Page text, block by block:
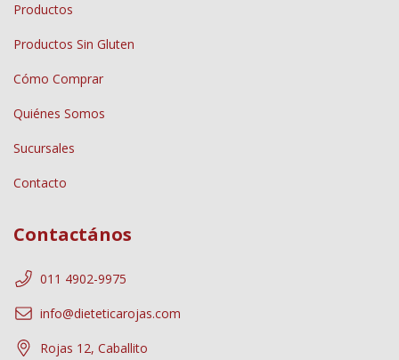
Productos
Productos Sin Gluten
Cómo Comprar
Quiénes Somos
Sucursales
Contacto
Contactános
011 4902-9975
info@dieteticarojas.com
Rojas 12, Caballito